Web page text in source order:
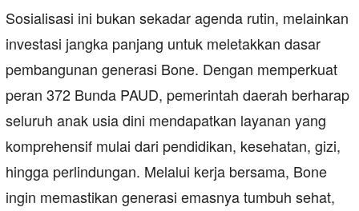
Sosialisasi ini bukan sekadar agenda rutin, melainkan
investasi jangka panjang untuk meletakkan dasar
pembangunan generasi Bone. Dengan memperkuat
peran 372 Bunda PAUD, pemerintah daerah berharap
seluruh anak usia dini mendapatkan layanan yang
komprehensif mulai dari pendidikan, kesehatan, gizi,
hingga perlindungan. Melalui kerja bersama, Bone
ingin memastikan generasi emasnya tumbuh sehat,